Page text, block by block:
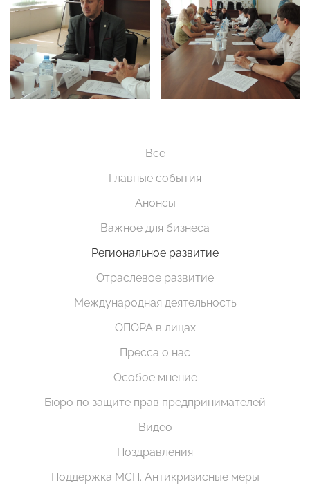
Все
Главные события
Анонсы
Важное для бизнеса
Региональное развитие
Отраслевое развитие
Международная деятельность
ОПОРА в лицах
Пресса о нас
Особое мнение
Бюро по защите прав предпринимателей
Видео
Поздравления
Поддержка МСП. Антикризисные меры